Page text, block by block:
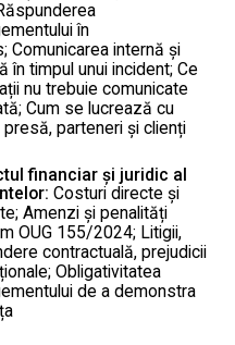
în
Comunicarea internă și
în timpul unui incident; Ce
nu trebuie comunicate
Cum se lucrează cu
presă, parteneri și clienți
financiar și juridic al
Costuri directe și
Amenzi și penalități
OUG 155/2024; Litigii,
contractuală, prejudicii
Obligativitatea
de a demonstra